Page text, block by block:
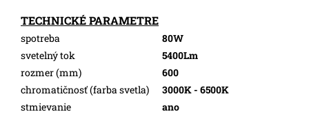
TECHNICKÉ PARAMETRE
spotreba
80W
svetelný tok
5400Lm
rozmer (mm)
600
chromatičnosť (farba svetla)
3000K - 6500K
stmievanie
ano